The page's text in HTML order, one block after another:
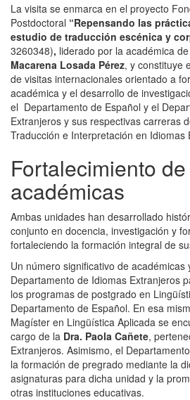
La visita se enmarca en el proyecto
Postdoctoral “Repensando las
estudio de traducción escénica y
3260348), liderado por la académica
Macarena Losada Pérez, y constituye
de visitas internacionales orientado a
académica y el desarrollo de
el Departamento de Español y el
Extranjeros y sus respectivas carreras
Traducción e Interpretación en Idiomas
Fortalecimiento
académicas
Ambas unidades han desarrollado
conjunto en docencia, investigación y
fortaleciendo la formación integral de
Un número significativo de académicas
Departamento de Idiomas Extranjeros
los programas de postgrado en
Departamento de Español. En esa
Magíster en Lingüística Aplicada se
cargo de la Dra. Paola Cañete,
Extranjeros. Asimismo, el
la formación de pregrado mediante la
asignaturas para dicha unidad y la
otras instituciones educativas.